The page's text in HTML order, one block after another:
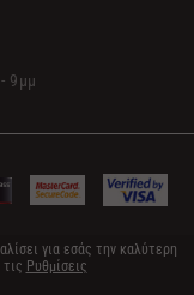
9μμ
για εσάς την καλύτερη
Ρυθμίσεις